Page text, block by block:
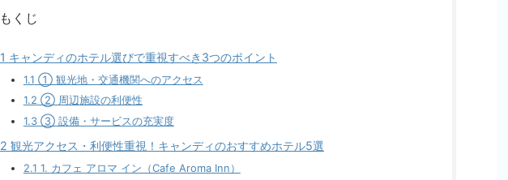
もくじ
1 キャンディのホテル選びで重視すべき3つのポイント
1.1 ① 観光地・交通機関へのアクセス
1.2 ② 周辺施設の利便性
1.3③ 設備・サービスの充実度
2 観光アクセス・利便性重視！キャンディのおすすめホテル5選
2.1 1. カフェ アロマ イン（Cafe Aroma Inn）